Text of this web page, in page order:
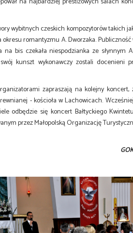
wybitnych czeskich kompozytorów takich jak
romantyzmu A. Dworzaka. Publiczność
bis czekała niespodzianka ze słynnym
kunszt wykonawczy zostali docenieni
zapraszają na kolejny koncert,
- kościoła w Lachowicach.
odbędzie się koncert Bałtyckiego
przez Małopolską Organizację